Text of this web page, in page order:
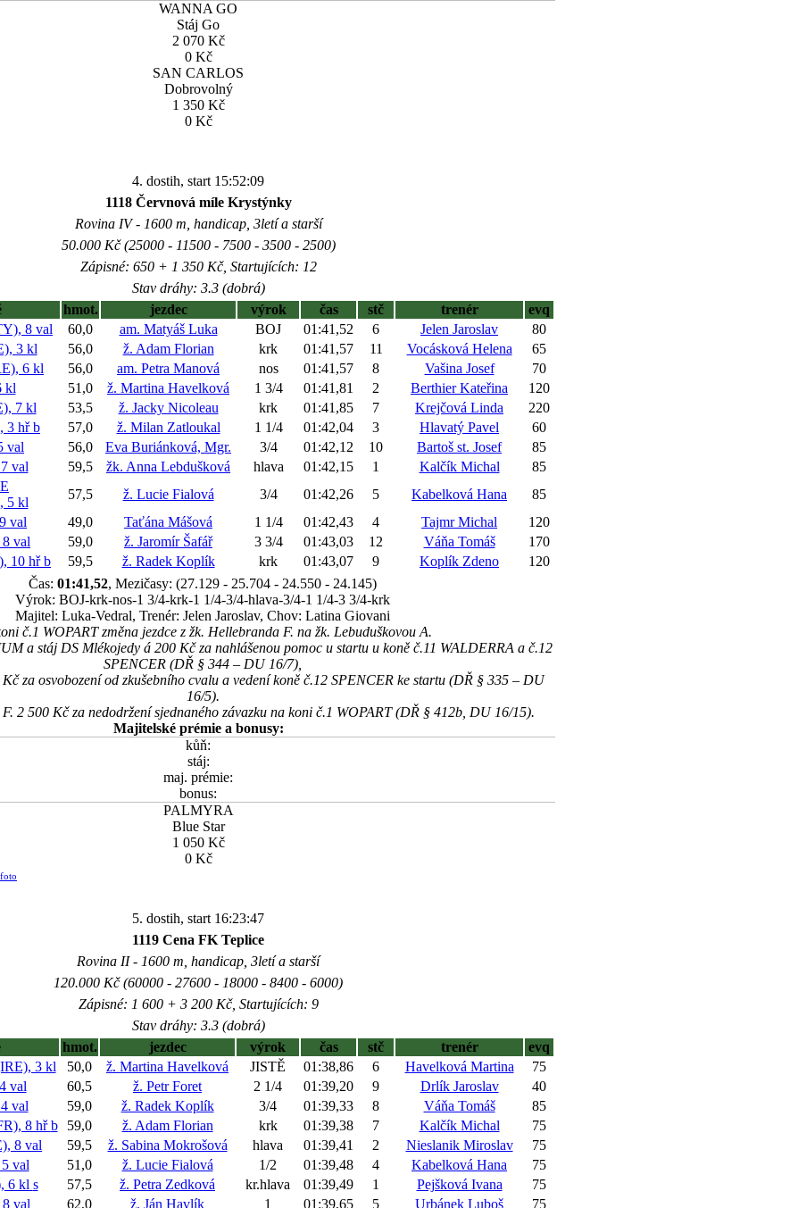
WANNA GO
Stáj Go
2 070 Kč
0 Kč
SAN CARLOS
Dobrovolný
1 350 Kč
0 Kč
4. dostih, start 15:52:09
1118 Červnová míle Krystýnky
Rovina IV - 1600 m, handicap, 3letí a starší
50.000 Kč (25000 - 11500 - 7500 - 3500 - 2500)
Zápisné: 650 + 1 350 Kč, Startujících: 12
Stav dráhy: 3.3 (dobrá)
hmot. jezdec výrok čas stč trenér
evq
8 val 60,0 am. Matyáš Luka BOJ 01:41,52 6 Jelen Jaroslav
80
3 kl 56,0 ž. Adam Florian krk 01:41,57 11 Vocásková Helena
65
6 kl 56,0 am. Petra Manová nos 01:41,57 8 Vašina Josef
70
kl 51,0 ž. Martina Havelková 1 3/4 01:41,81 2 Berthier Kateřina
120
7 kl 53,5 ž. Jacky Nicoleau krk 01:41,85 7 Krejčová Linda
220
3 hřb 57,0 ž. Milan Zatloukal 1 1/4 01:42,04 3 Hlavatý Pavel
60
val 56,0 Eva Buriánková, Mgr. 3/4 01:42,12 10 Bartoš st. Josef
85
val 59,5 žk. Anna Lebdušková hlava 01:42,15 1 Kalčík Michal
85
5 kl
57,5 ž. Lucie Fialová 3/4 01:42,26 5 Kabelková Hana
85
val 49,0 Taťána Mášová 1 1/4 01:42,43 4 Tajmr Michal
120
val 59,0 ž. Jaromír Šafář 3 3/4 01:43,03 12 Váňa Tomáš
170
10 hřb 59,5 ž. Radek Koplík krk 01:43,07 9 Koplík Zdeno
120
Čas: 01:41,52, Mezičasy: (27.129 - 25.704 - 24.550 - 24.145)
Výrok: BOJ-krk-nos-1 3/4-krk-1 1/4-3/4-hlava-3/4-1 1/4-3 3/4-krk
Majitel: Luka-Vedral, Trenér: Jelen Jaroslav, Chov: Latina Giovani
č.1 WOPART změna jezdce z žk. Hellebranda F. na žk. Lebuduškovou A.
a stáj DS Mlékojedy á 200 Kč za nahlášenou pomoc u startu u koně č.11 WALDERRA a č.12
SPENCER (DŘ § 344 – DU 16/7),
za osvobození od zkušebního cvalu a vedení koně č.12 SPENCER ke startu (DŘ § 335 – DU
16/5).
2 500 Kč za nedodržení sjednaného závazku na koni č.1 WOPART (DŘ § 412b, DU 16/15).
Majitelské prémie a bonusy:
kůň:
stáj:
maj. prémie:
bonus:
PALMYRA
Blue Star
1 050 Kč
0 Kč
5. dostih, start 16:23:47
1119 Cena FK Teplice
Rovina II - 1600 m, handicap, 3letí a starší
120.000 Kč (60000 - 27600 - 18000 - 8400 - 6000)
Zápisné: 1 600 + 3 200 Kč, Startujících: 9
Stav dráhy: 3.3 (dobrá)
hmot. jezdec výrok čas stč trenér
evq
3 kl 50,0 ž. Martina Havelková JISTĚ 01:38,86 6 Havelková Martina
75
val 60,5 ž. Petr Foret 2 1/4 01:39,20 9 Drlík Jaroslav
40
val 59,0 ž. Radek Koplík 3/4 01:39,33 8 Váňa Tomáš
85
8 hřb 59,0 ž. Adam Florian krk 01:39,38 7 Kalčík Michal
75
8 val 59,5 ž. Sabina Mokrošová hlava 01:39,41 2 Nieslanik Miroslav
75
val 51,0 ž. Lucie Fialová 1/2 01:39,48 4 Kabelková Hana
75
6 kl s 57,5 ž. Petra Zedková kr.hlava 01:39,49 1 Pejšková Ivana
75
val 62,0 ž. Ján Havlík 1 01:39,65 5 Urbánek Luboš 75